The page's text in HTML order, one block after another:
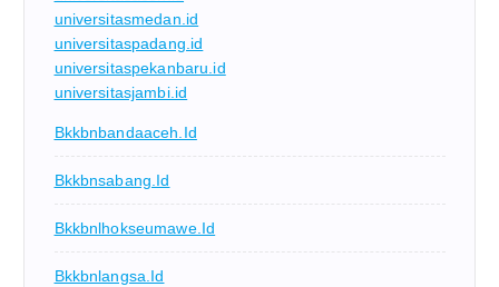
universitasmedan.id
universitaspadang.id
universitaspekanbaru.id
universitasjambi.id
Bkkbnbandaaceh.id
Bkkbnsabang.id
Bkkbnlhokseumawe.id
Bkkbnlangsa.id